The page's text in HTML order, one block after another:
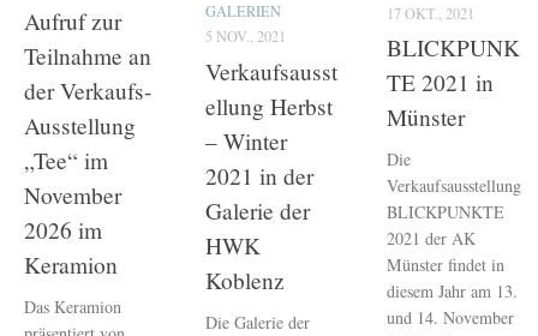
Aufruf zur
Teilnahme an
der Verkaufs-
Ausstellung
„Tee“ im
November
2026 im
Keramion
Das Keramion
GALERIEN
5 NOV., 2021
Verkaufsausst
ellung Herbst
– Winter
2021 in der
Galerie der
HWK
Koblenz
Die Galerie der
17 OKT., 2021
BLICKPUNK
TE 2021 in
Münster
Die
Verkaufsausstellung
BLICKPUNKTE
2021 der AK
Münster findet in
diesem Jahr am 13.
und 14. November